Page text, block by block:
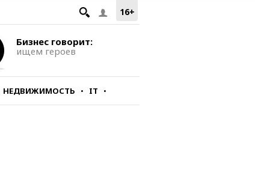
16+
Бизнес говорит:
ищем героев
НЕДВИЖИМОСТЬ IT